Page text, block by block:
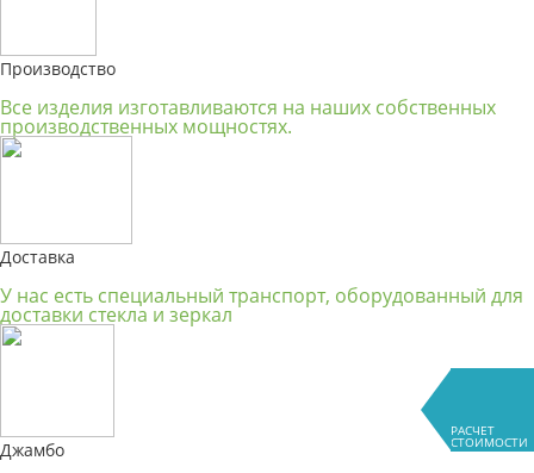
РАСЧЕТ
СТОИМОСТИ
Производство
Все изделия изготавливаются на наших собственных
производственных мощностях.
Доставка
У нас есть специальный транспорт, оборудованный для
доставки стекла и зеркал
Джамбо